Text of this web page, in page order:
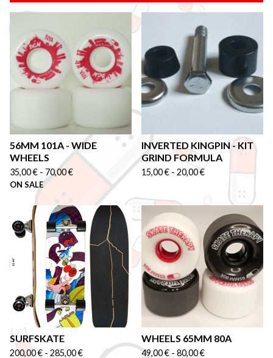
56MM 101A - WIDE
WHEELS
35,00€ - 70,00€
ON SALE
INVERTED KINGPIN - KIT
GRIND FORMULA
15,00€ - 20,00€
SURFSKATE
200,00€ - 285,00€
WHEELS 65MM 80A
49,00€ - 80,00€